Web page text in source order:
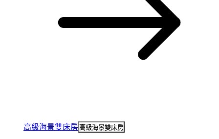
高級海景雙床房高級海景雙床房